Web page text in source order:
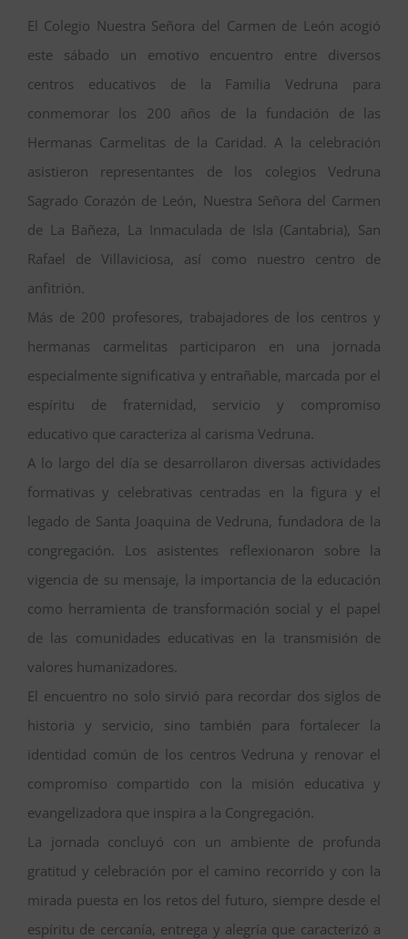
A.M.P.A
Admisiones 2026-2027
El Colegio Nuestra Señora del Carmen de León acogió
este sábado un emotivo encuentro entre diversos
centros educativos de la Familia Vedruna para
conmemorar los 200 años de la fundación de las
Hermanas Carmelitas de la Caridad. A la celebración
asistieron representantes de los colegios Vedruna
Sagrado Corazón de León, Nuestra Señora del Carmen
de La Bañeza, La Inmaculada de Isla (Cantabria), San
Rafael de Villaviciosa, así como nuestro centro de
anfitrión.
Más de 200 profesores, trabajadores de los centros y
hermanas carmelitas participaron en una jornada
especialmente significativa y entrañable, marcada por el
espíritu de fraternidad, servicio y compromiso
educativo que caracteriza al carisma Vedruna.
A lo largo del día se desarrollaron diversas actividades
formativas y celebrativas centradas en la figura y el
legado de Santa Joaquina de Vedruna, fundadora de la
congregación. Los asistentes reflexionaron sobre la
vigencia de su mensaje, la importancia de la educación
como herramienta de transformación social y el papel
de las comunidades educativas en la transmisión de
valores humanizadores.
El encuentro no solo sirvió para recordar dos siglos de
historia y servicio, sino también para fortalecer la
identidad común de los centros Vedruna y renovar el
compromiso compartido con la misión educativa y
evangelizadora que inspira a la Congregación.
La jornada concluyó con un ambiente de profunda
gratitud y celebración por el camino recorrido y con la
mirada puesta en los retos del futuro, siempre desde el
espíritu de cercanía, entrega y alegría que caracterizó a